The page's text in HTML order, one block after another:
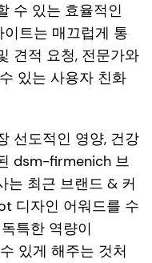
수 있는 효율적인
트는 매끄럽게 통
견적 요청, 전문가와
있는 사용자 친화
선도적인 영양, 건강
dsm-firmenich 브
는 최근 브랜드 & 커
디자인 어워드를 수
특한 역량이
있게 해주는 것처